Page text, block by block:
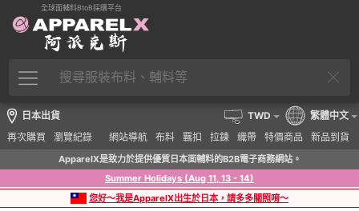
全球面輔料BtoB採購平台
日本出貨
再次購買
瀏覽紀錄 網站導航 布料 羈扣 拉鍊 織帶 特價商品 新品到貨
TWD 繁體中文
ApparelX是致力於提供優質日本面輔料的B2B電子商務網站。
Summer Holidays (Aug 11, 13 - 14)
您好～我是ApparelX出生於日本，請多多關照唷～